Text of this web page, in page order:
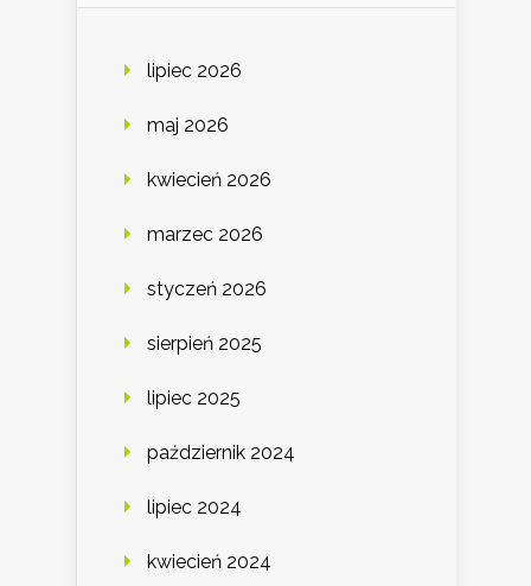
lipiec 2026
maj 2026
kwiecień 2026
marzec 2026
styczeń 2026
sierpień 2025
lipiec 2025
październik 2024
lipiec 2024
kwiecień 2024